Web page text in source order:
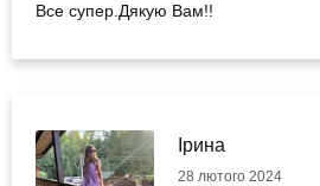
Все супер.Дякую Вам!!
Ірина
28 лютого 2024